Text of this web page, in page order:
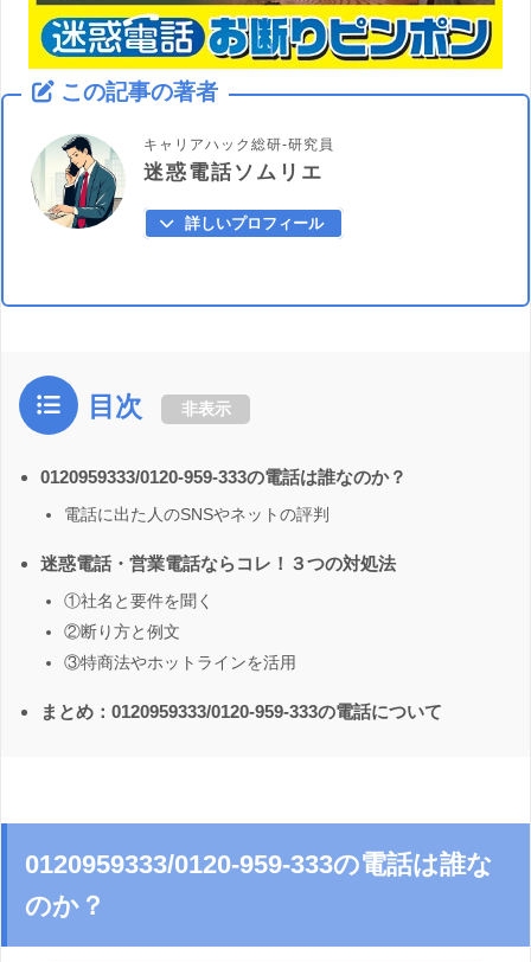
この記事の著者
キャリアハック総研-研究員
迷惑電話ソムリエ
詳しいプロフィール
目次 非表示
0120959333/0120-959-333の電話は誰なのか？
電話に出た人のSNSやネットの評判
迷惑電話・営業電話ならコレ！３つの対処法
①社名と要件を聞く
②断り方と例文
③特商法やホットラインを活用
まとめ：0120959333/0120-959-333の電話について
0120959333/0120-959-333の電話は誰な
のか？